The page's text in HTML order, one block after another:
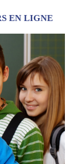
EN LIGNE